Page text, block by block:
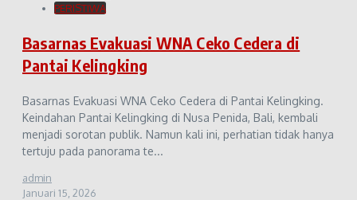
PERISTIWA
Basarnas Evakuasi WNA Ceko Cedera di
Pantai Kelingking
Basarnas Evakuasi WNA Ceko Cedera di Pantai Kelingking.
Keindahan Pantai Kelingking di Nusa Penida, Bali, kembali
menjadi sorotan publik. Namun kali ini, perhatian tidak hanya
tertuju pada panorama te...
admin
Januari 15, 2026